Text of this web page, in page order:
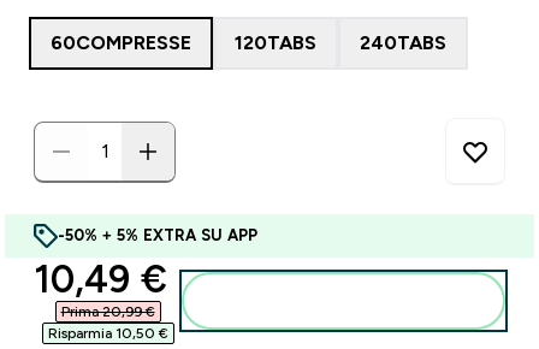
60COMPRESSE 120TABS 240TABS
-50% + 5% EXTRA SU APP
discounted price
10,49 €‎
Prima 20,99 €‎
Risparmia 10,50 €‎